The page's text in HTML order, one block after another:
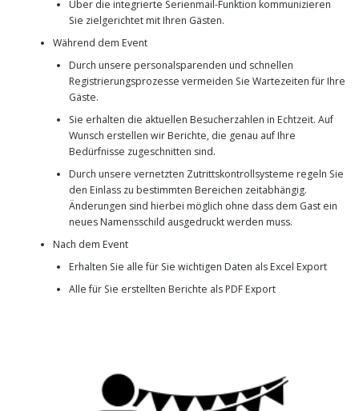
Über die integrierte Serienmail-Funktion kommunizieren
Sie zielgerichtet mit Ihren Gästen.
Während dem Event
Durch unsere personalsparenden und schnellen
Registrierungsprozesse vermeiden Sie Wartezeiten für Ihre
Gäste.
Sie erhalten die aktuellen Besucherzahlen in Echtzeit. Auf
Wunsch erstellen wir Berichte, die genau auf Ihre
Bedürfnisse zugeschnitten sind.
Durch unsere vernetzten Zutrittskontrollsysteme regeln Sie
den Einlass zu bestimmten Bereichen zeitabhängig.
Änderungen sind hierbei möglich ohne dass dem Gast ein
neues Namensschild ausgedruckt werden muss.
Nach dem Event
Erhalten Sie alle für Sie wichtigen Daten als Excel Export
Alle für Sie erstellten Berichte als PDF Export